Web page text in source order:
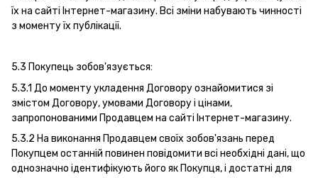
їх на сайті Інтернет-магазину. Всі зміни набувають чинності
з моменту їх публікації.
5.3 Покупець зобов'язується:
5.3.1 До моменту укладення Договору ознайомитися зі
змістом Договору, умовами Договору і цінами,
запропонованими Продавцем на сайті Інтернет-магазину.
5.3.2 На виконання Продавцем своїх зобов'язань перед
Покупцем останній повинен повідомити всі необхідні дані, що
однозначно ідентифікують його як Покупця, і достатні для